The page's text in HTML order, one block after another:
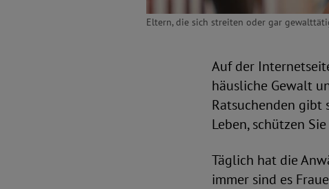
Eltern, die sich streiten oder gar
Auf der
häusliche Gewalt
Ratsuchenden gibt
Leben, schützen Sie
Täglich hat die
immer sind es